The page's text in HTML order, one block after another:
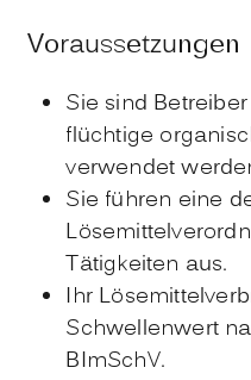
Voraussetzungen
Sie sind
flüchtige
verwendet
Sie führen eine
Tätigkeiten aus.
Ihr
Schwellenwert
BImSchV.